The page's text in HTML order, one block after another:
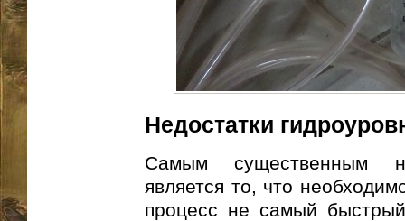
Недостатки
Самым существенным
является то, что
процесс не самый